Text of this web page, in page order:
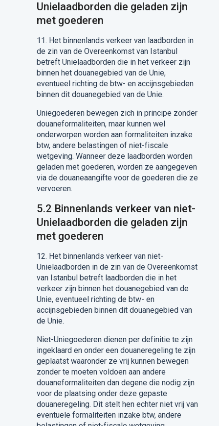
Unielaadborden die geladen zijn
met goederen
11. Het binnenlands verkeer van laadborden in
de zin van de Overeenkomst van Istanbul
betreft Unie laadborden die in het verkeer zijn
binnen het douanegebied van de Unie,
eventueel richting de btw- en accijnsgebieden
binnen dit douanegebied van de Unie.
Uniegoederen bewegen zich in principe zonder
douaneformaliteiten, maar kunnen wel
onderworpen worden aan formaliteiten inzake
btw, andere belastingen of niet-fiscale
wetgeving. Wanneer deze laadborden worden
geladen met goederen, worden ze aangegeven
via de douaneaangifte voor de goederen die ze
vervoeren.
5.2 Binnenlands verkeer van niet-
Unielaadborden die geladen zijn
met goederen
12. Het binnenlands verkeer van niet-
Unielaadborden in de zin van de Overeenkomst
van Istanbul betreft laadborden die in het
verkeer zijn binnen het douanegebied van de
Unie, eventueel richting de btw- en
accijnsgebieden binnen dit douanegebied van
de Unie.
Niet-Uniegoederen dienen per definitie te zijn
ingeklaard en onder een douaneregeling te zijn
geplaatst waaronder ze vrij kunnen bewegen
zonder te moeten voldoen aan andere
douaneformaliteiten dan degene die nodig zijn
voor de plaatsing onder deze gepaste
douaneregeling. Dit stelt hen echter niet vrij van
eventuele formaliteiten inzake btw, andere